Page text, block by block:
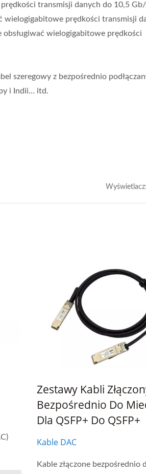
transmisji danych do 10,5
wielogigabitowe prędkości transmisji
obsługiwać wielogigabitowe prędkości
szeregowy z bezpośrednio
i Indii… itd.
Wyświetlacz:
Zestawy Kabli
Bezpośrednio Do
Dla QSFP+ Do QSFP+
Kable DAC
Kable złączone bezpośrednio